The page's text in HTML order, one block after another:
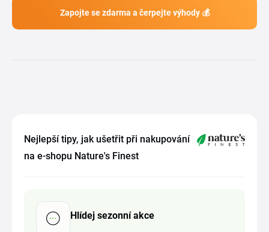
Zapojte se zdarma a čerpejte výhody 💰
Nejlepší tipy, jak ušetřit při nakupování
na e-shopu Nature's Finest
Hlídej sezonní akce